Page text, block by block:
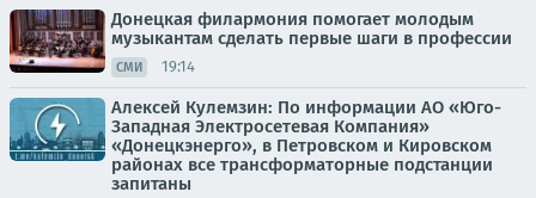
Донецкая филармония помогает молодым
музыкантам сделать первые шаги в профессии
СМИ 19:14
Алексей Кулемзин: По информации АО «Юго-
Западная Электросетевая Компания»
«Донецкэнерго», в Петровском и Кировском
районах все трансформаторные подстанции
запитаны